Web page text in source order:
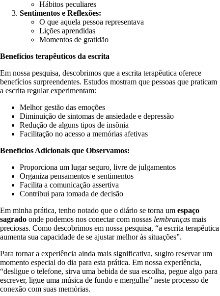
Hábitos peculiares
Sentimentos e Reflexões:
O que aquela pessoa representava
Lições aprendidas
Momentos de gratidão
Benefícios terapêuticos da escrita
Em nossa pesquisa, descobrimos que a escrita terapêutica oferece
benefícios surpreendentes. Estudos mostram que pessoas que praticam
a escrita regular experimentam:
Melhor gestão das emoções
Diminuição de sintomas de ansiedade e depressão
Redução de alguns tipos de insônia
Facilitação no acesso a memórias afetivas
Benefícios Adicionais que Observamos:
Proporciona um lugar seguro, livre de julgamentos
Organiza pensamentos e sentimentos
Facilita a comunicação assertiva
Contribui para tomada de decisão
Em minha prática, tenho notado que o diário se torna um espaço
sagrado onde podemos nos conectar com nossas lembranças mais
preciosas. Como descobrimos em nossa pesquisa, “a escrita terapêutica
aumenta sua capacidade de se ajustar melhor às situações”.
Para tornar a experiência ainda mais significativa, sugiro reservar um
momento especial do dia para esta prática. Em nossa experiência,
“desligue o telefone, sirva uma bebida de sua escolha, pegue algo para
escrever, ligue uma música de fundo e mergulhe” neste processo de
conexão com suas memórias.